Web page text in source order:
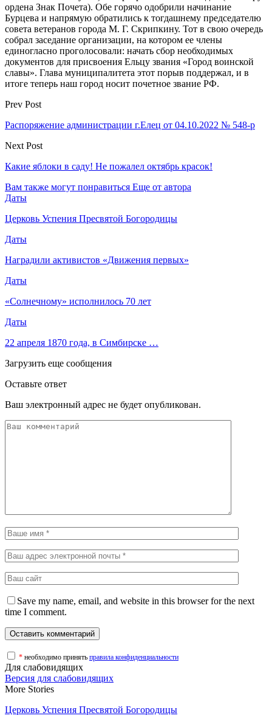
ордена Знак Почета). Обе горячо одобрили начинание
Бурцева и напрямую обратились к тогдашнему председателю
совета ветеранов города М. Г. Скрипкину. Тот в свою очередь
собрал заседание организации, на котором ее члены
единогласно проголосовали: начать сбор необходимых
документов для присвоения Ельцу звания «Город воинской
славы». Глава муниципалитета этот порыв поддержал, и в
итоге теперь наш город носит почетное звание РФ.
Prev Post
Распоряжение администрации г.Елец от 04.10.2022 № 548-р
Next Post
Какие яблоки в саду! Не пожалел октябрь красок!
Вам также могут понравиться Еще от автора
Даты
Церковь Успения Пресвятой Богородицы
Даты
Наградили активистов «Движения первых»
Даты
«Солнечному» исполнилось 70 лет
Даты
22 апреля 1870 года, в Симбирске …
Загрузить еще сообщения
Оставьте ответ
Ваш электронный адрес не будет опубликован.
Save my name, email, and website in this browser for the next
time I comment.
* необходимо принять правила конфиденциальности
Для слабовидящих
Версия для слабовидящих
More Stories
Церковь Успения Пресвятой Богородицы